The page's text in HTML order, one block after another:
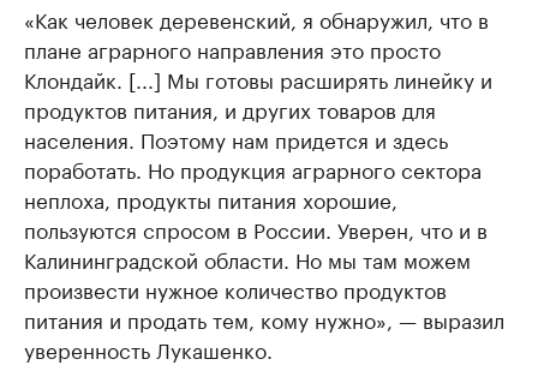
«Как человек деревенский, я обнаружил, что в
плане аграрного направления это просто
Клондайк. [...] Мы готовы расширять линейку и
продуктов питания, и других товаров для
населения. Поэтому нам придется и здесь
поработать. Но продукция аграрного сектора
неплоха, продукты питания хорошие,
пользуются спросом в России. Уверен, что и в
Калининградской области. Но мы там можем
произвести нужное количество продуктов
питания и продать тем, кому нужно», — выразил
уверенность Лукашенко.